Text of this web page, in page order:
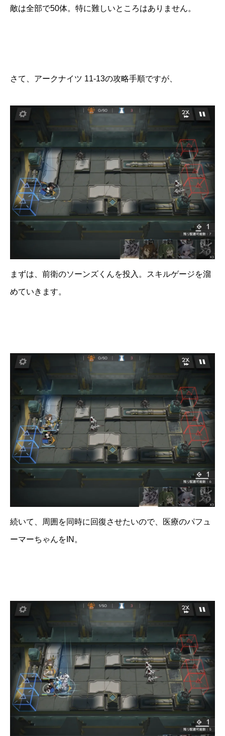
敵は全部で50体。特に難しいところはありません。
さて、アークナイツ 11-13の攻略手順ですが、
まずは、前衛のソーンズくんを投入。スキルゲージを溜
めていきます。
続いて、周囲を同時に回復させたいので、医療のパフュ
ーマーちゃんをIN。